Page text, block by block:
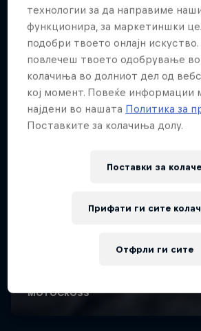
технологии за да направиме
функционира, за маркетиншки
подобри твоето онлајн
повлечеш твоето одобрување
колачиња во долниот дел од
кој момент. Повеќе информации
најдени во нашата Политика за
Поставките за колачиња долу.
Поставки за колачe
Отфрли ги сите
Прифати ги сите